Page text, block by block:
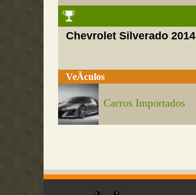
Chevrolet Silverado 2014
VeÃ­culos
Carros Importados